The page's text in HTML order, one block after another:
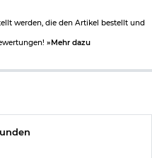
werden, die den Artikel bestellt und
»Mehr dazu